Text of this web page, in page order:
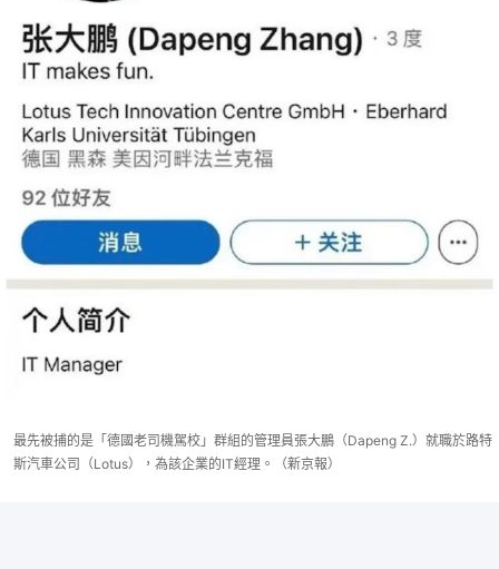
最先被捕的是「德國老司機駕校」群組的管理員張大鵬（Dapeng Z.）就職於路特
斯汽車公司（Lotus），為該企業的IT經理。（新京報）